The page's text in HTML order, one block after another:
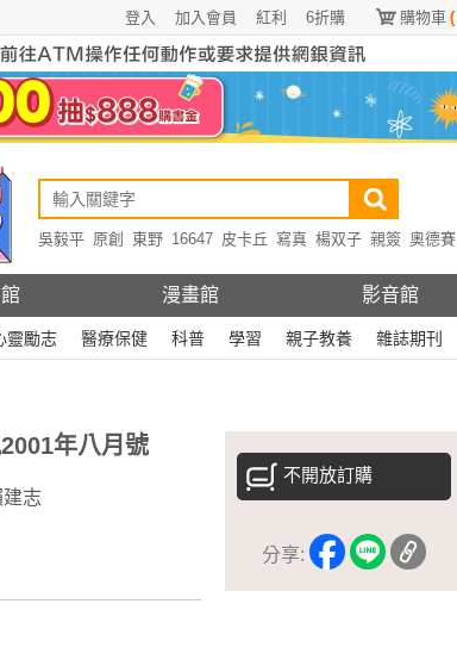
購物車 (
6折購
紅利
加入會員
登入
吳毅平 原創 東野 16647 皮卡丘 寫真 楊双子 親簽 奧德賽
漫畫館 影音館
靈勵志 醫療保健 科普 學習 親子教養 雜誌期刊
不開放訂購
分享:
年八月號
建志